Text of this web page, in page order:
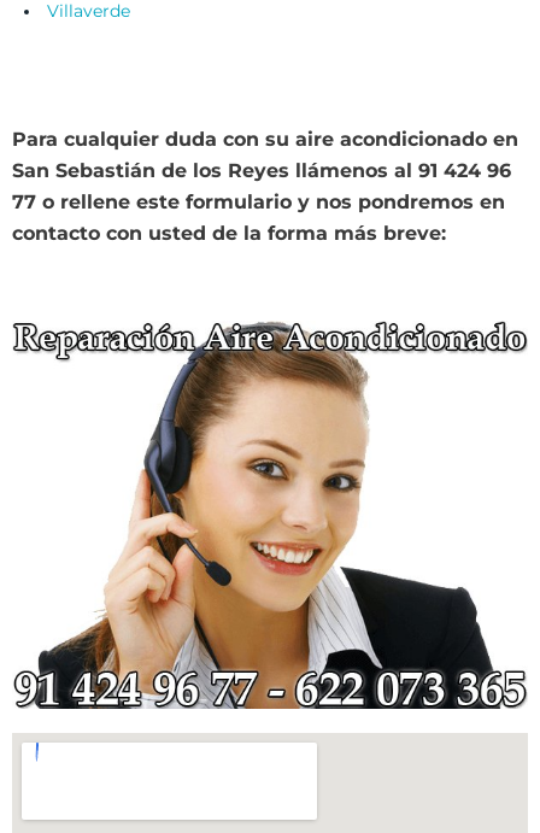
Villaverde
Para cualquier duda con su aire acondicionado en
San Sebastián de los Reyes llámenos al 91 424 96
77 o rellene este formulario y nos pondremos en
contacto con usted de la forma más breve: